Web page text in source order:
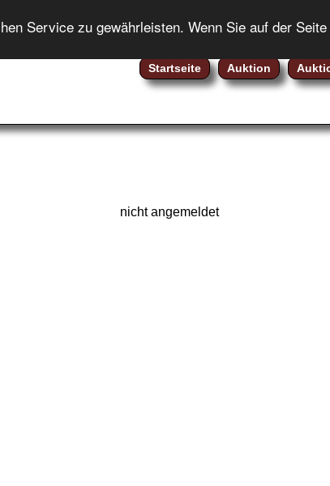
Service zu gewährleisten. Wenn Sie auf der
Startseite Auktion
nicht angemeldet